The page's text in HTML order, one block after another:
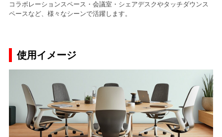
コラボレーションスペース・会議室・シェアデスクやタッチダウンス
ペースなど、様々なシーンで活躍します。
使用イメージ